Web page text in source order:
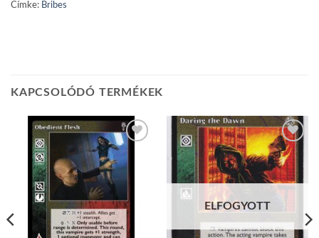
Címke: Bribes
KAPCSOLÓDÓ TERMÉKEK
Add to
wishlist
Add to
wishlist
ELFOGYOTT